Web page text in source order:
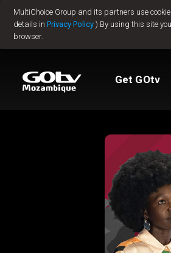
MultiChoice Group and its partners use
details in Privacy Policy ) By using this site
browser.
Jump to content
Get GOtv